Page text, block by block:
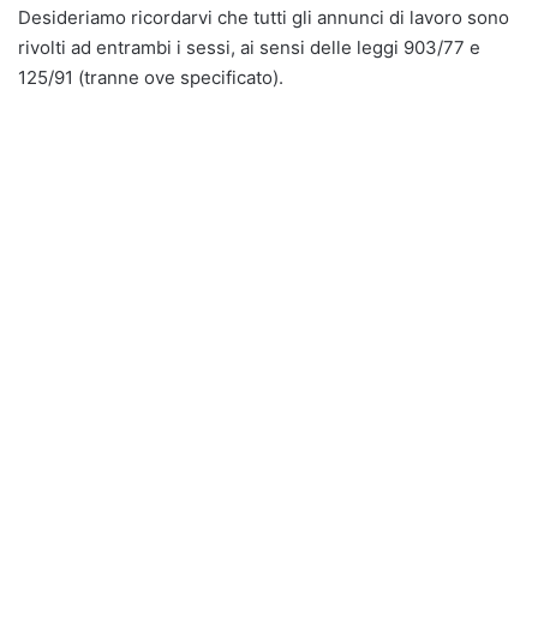
Desideriamo ricordarvi che tutti gli annunci di lavoro sono
rivolti ad entrambi i sessi, ai sensi delle leggi 903/77 e
125/91 (tranne ove specificato).